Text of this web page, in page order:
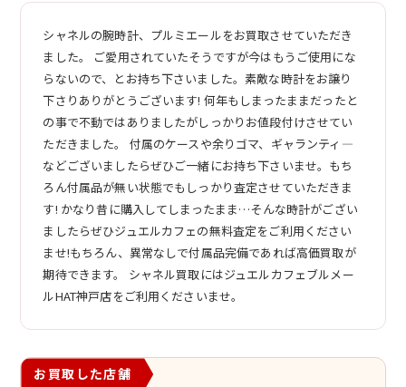
シャネルの腕時計、プルミエールをお買取させていただき
ました。 ご愛用されていたそうですが今はもうご使用にな
らないので、とお持ち下さいました。素敵な時計をお譲り
下さりありがとうございます! 何年もしまったままだったと
の事で不動ではありましたがしっかりお値段付けさせてい
ただきました。 付属のケースや余りゴマ、ギャランティ―
などございましたらぜひご一緒にお持ち下さいませ。もち
ろん付属品が無い状態でもしっかり査定させていただきま
す! かなり昔に購入してしまったまま…そんな時計がござい
ましたらぜひジュエルカフェの無料査定をご利用ください
ませ!もちろん、異常なしで付属品完備であれば高価買取が
期待できます。 シャネル買取にはジュエルカフェブルメー
ルHAT神戸店をご利用くださいませ。
お買取した店舗